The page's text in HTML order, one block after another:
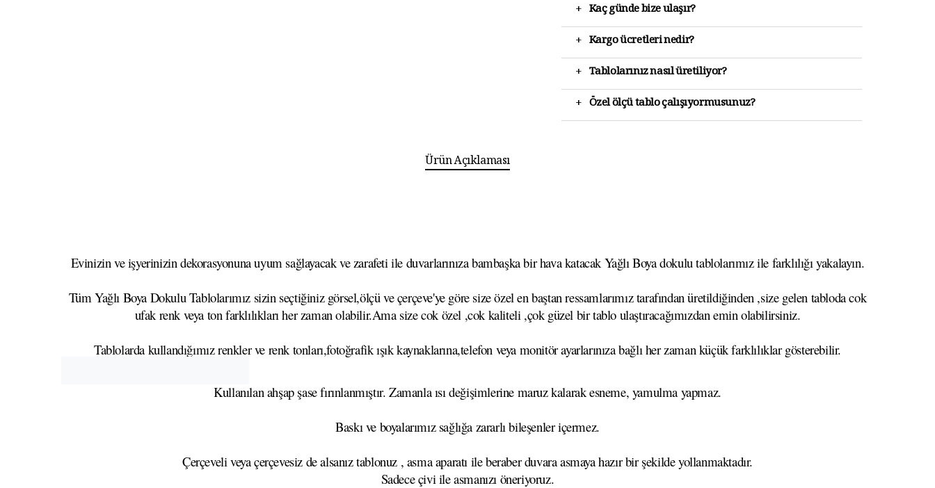
+ Kaç günde bize ulaşır?
+ Kargo ücretleri nedir?
+ Tablolarınız nasıl üretiliyor?
+ Özel ölçü tablo çalışıyormusunuz?
Ürün Açıklaması
Evinizin ve işyerinizin dekorasyonuna uyum sağlayacak ve zarafeti ile duvarlarınıza bambaşka bir hava katacak Yağlı Boya dokulu tablolarımız ile farklılığı yakalayın.
Tüm Yağlı Boya Dokulu Tablolarımız sizin seçtiğiniz görsel,ölçü ve çerçeve'ye göre size özel en baştan ressamlarımız tarafından üretildiğinden ,size gelen tabloda cok
ufak renk veya ton farklılıkları her zaman olabilir.Ama size cok özel ,cok kaliteli ,çok güzel bir tablo ulaştıracağımızdan emin olabilirsiniz.
Tablolarda kullandığımız renkler ve renk tonları,fotoğrafik ışık kaynaklarına,telefon veya monitör ayarlarınıza bağlı her zaman küçük farklılıklar gösterebilir.
Kullanılan ahşap şase fırınlanmıştır. Zamanla ısı değişimlerine maruz kalarak esneme, yamulma yapmaz.
Baskı ve boyalarımız sağlığa zararlı bileşenler içermez.
Çerçeveli veya çerçevesiz de alsanız tablonuz , asma aparatı ile beraber duvara asmaya hazır bir şekilde yollanmaktadır.
Sadece çivi ile asmanızı öneriyoruz.